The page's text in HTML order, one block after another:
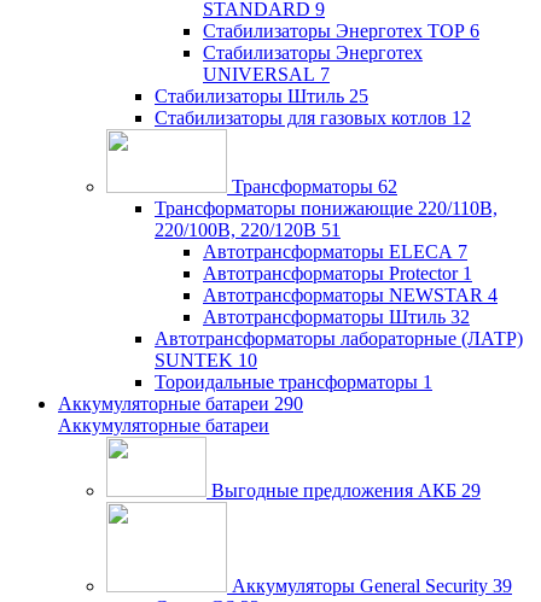
STANDARD 9
Стабилизаторы Энерготех TOP 6
Стабилизаторы Энерготех
UNIVERSAL 7
Стабилизаторы Штиль 25
Стабилизаторы для газовых котлов 12
Трансформаторы 62
Трансформаторы понижающие 220/110В,
220/100В, 220/120В 51
Автотрансформаторы ELECA 7
Автотрансформаторы Protector 1
Автотрансформаторы NEWSTAR 4
Автотрансформаторы Штиль 32
Автотрансформаторы лабораторные (ЛАТР)
SUNTEK 10
Тороидальные трансформаторы 1
Аккумуляторные батареи 290
Аккумуляторные батареи
Выгодные предложения АКБ 29
Аккумуляторы General Security 39